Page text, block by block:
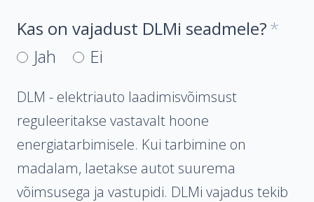
Kas on vajadust DLMi seadmele?
Jah
Ei
DLM - elektriauto laadimisvõimsust
reguleeritakse vastavalt hoone
energiatarbimisele. Kui tarbimine on
madalam, laetakse autot suurema
võimsusega ja vastupidi. DLMi vajadus tekib